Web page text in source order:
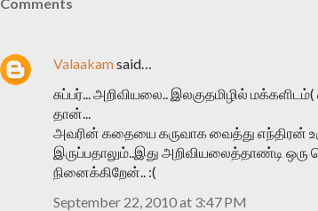
Valaakamsaid…
சுப்பர்... அறிவியலை.. இலகுதமிழில்
தான்...
அவரின் கதையை கருவாக வைத்து எந்திரன்
இருப்பதாலும்..இது அறிவியலைத்தாண்டி
நினைக்கிறேன்.. :(
September 22, 2010 at 3:47 PM